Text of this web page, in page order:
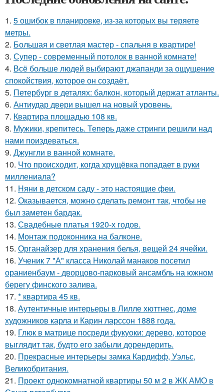
1. 5 ошибок в планировке, из-за которых вы теряете
метры.
2. Большая и светлая мастер - спальня в квартире!
3. Супер - современный потолок в ванной комнате!
4. Всё больше людей выбирают джапанди за ощущение
спокойствия, которое он создаёт.
5. Петербург в деталях: балкон, который держат атланты.
6. Антиудар двери вышел на новый уровень.
7. Квартира площадью 108 кв.
8. Мужики, крепитесь. Теперь даже стринги решили над
нами поиздеваться.
9. Джунгли в ванной комнате.
10. Что происходит, когда хрущёвка попадает в руки
миллениала?
11. Няни в детском саду - это настоящие феи.
12. Оказывается, можно сделать ремонт так, чтобы не
был заметен бардак.
13. Свадебные платья 1920-х годов.
14. Монтаж пoдoкoнника на балкoне.
15. Органайзер для хранения белья, вещей 24 ячейки.
16. Ученик 7 "А" класса Николай манаков посетил
ораниенбаум - дворцово-парковый ансамбль на южном
берегу финского залива.
17. * квартира 45 кв.
18. Аутентичные интерьеры в Лилле хюттнес, доме
художников карла и Карин ларссон 1888 года.
19. Глюк в матрице посреди фукуоки: дерево, которое
выглядит так, будто его забыли дорендерить.
20. Прекрасные интерьеры замка Кардифф, Уэльс,
Великобритания.
21. Проект однокомнатной квартиры 50 м 2 в ЖК АМО в